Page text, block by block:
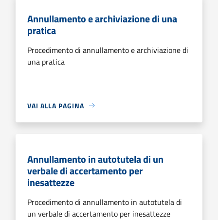
Annullamento e archiviazione di una
pratica
Procedimento di annullamento e archiviazione di
una pratica
VAI ALLA PAGINA
Annullamento in autotutela di un
verbale di accertamento per
inesattezze
Procedimento di annullamento in autotutela di
un verbale di accertamento per inesattezze